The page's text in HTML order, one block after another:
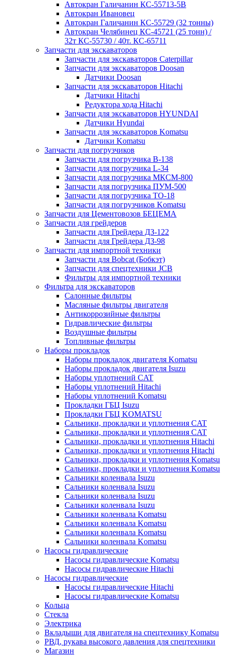
Автокран Галичанин КС-55713-5В
Автокран Ивановец
Автокран Галичанин КС-55729 (32 тонны)
Автокран Челябинец КС-45721 (25 тонн) /
32т КС-55730 / 40т. КС-65711
Запчасти для экскаваторов
Запчасти для экскаваторов Caterpillar
Запчасти для экскаваторов Doosan
Датчики Doosan
Запчасти для экскаваторов Hitachi
Датчики Hitachi
Редуктора хода Hitachi
Запчасти для экскаваторов HYUNDAI
Датчики Hyundai
Запчасти для экскаваторов Komatsu
Датчики Komatsu
Запчасти для погрузчиков
Запчасти для погрузчика B-138
Запчасти для погрузчика L-34
Запчасти для погрузчика МКСМ-800
Запчасти для погрузчика ПУМ-500
Запчасти для погрузчика ТО-18
Запчасти для погрузчиков Komatsu
Запчасти для Цементовозов БЕЦЕМА
Запчасти для грейдеров
Запчасти для Грейдера ДЗ-122
Запчасти для Грейдера ДЗ-98
Запчасти для импортной техники
Запчасти для Bobcat (Бобкэт)
Запчасти для спецтехники JCB
Фильтры для импортной техники
Фильтра для экскаваторов
Салонные фильтры
Масляные фильтры двигателя
Антикоррозийные фильтры
Гидравлические фильтры
Воздушные фильтры
Топливные фильтры
Наборы прокладок
Наборы прокладок двигателя Komatsu
Наборы прокладок двигателя Isuzu
Наборы уплотнений CAT
Наборы уплотнений Hitachi
Наборы уплотнений Komatsu
Прокладки ГБЦ Isuzu
Прокладки ГБЦ KOMATSU
Сальники, прокладки и уплотнения CAT
Сальники, прокладки и уплотнения CAT
Сальники, прокладки и уплотнения Hitachi
Сальники, прокладки и уплотнения Hitachi
Сальники, прокладки и уплотнения Komatsu
Сальники, прокладки и уплотнения Komatsu
Сальники коленвала Isuzu
Сальники коленвала Isuzu
Сальники коленвала Isuzu
Сальники коленвала Isuzu
Сальники коленвала Komatsu
Сальники коленвала Komatsu
Сальники коленвала Komatsu
Сальники коленвала Komatsu
Насосы гидравлические
Насосы гидравлические Komatsu
Насосы гидравлические Hitachi
Насосы гидравлические
Насосы гидравлические Hitachi
Насосы гидравлические Komatsu
Кольца
Стекла
Электрика
Вкладыши для двигателя на спецтехнику Komatsu
РВД, рукава высокого давления для спецтехники
Магазин